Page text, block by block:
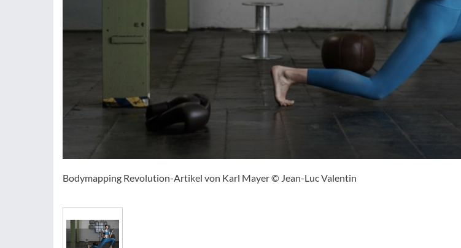
Bodymapping Revolution-Artikel von Karl Mayer © Jean-Luc Valentin